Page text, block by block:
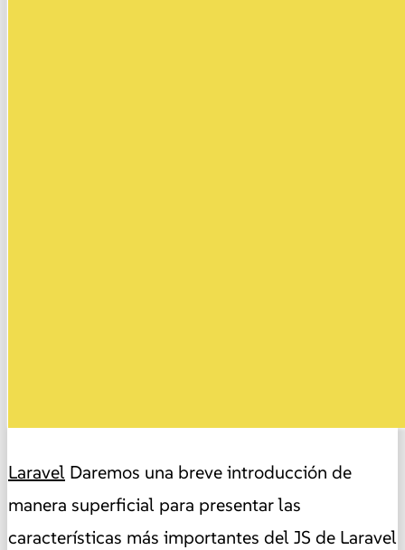
Laravel Daremos una breve introducción de
manera superficial para presentar las
características más importantes del JS de Laravel